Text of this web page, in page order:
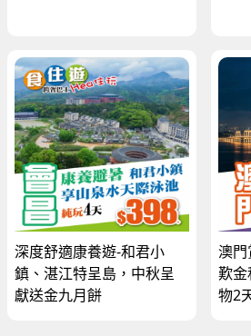
深度舒適康養遊-和君小
鎮、湛江特呈島，中秋呈
獻送金九月餅
澳門
歎
物2